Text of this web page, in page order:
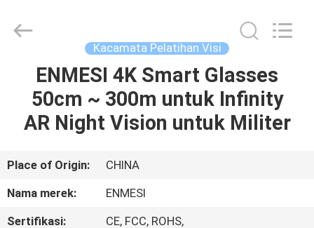
RUMAH
PRODUK
TENTANG
KAMI
Technology
Kacamata Pelatihan Visi
ENMESI 4K Smart Glasses
50cm ~ 300m untuk Infinity
AR Night Vision untuk Militer
Place of Origin:
CHINA
Nama merek:
ENMESI
Sertifikasi:
CE, FCC, ROHS,